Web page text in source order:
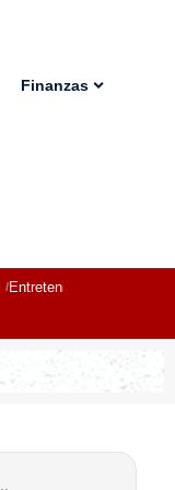
Finanzas
Entretenimiento